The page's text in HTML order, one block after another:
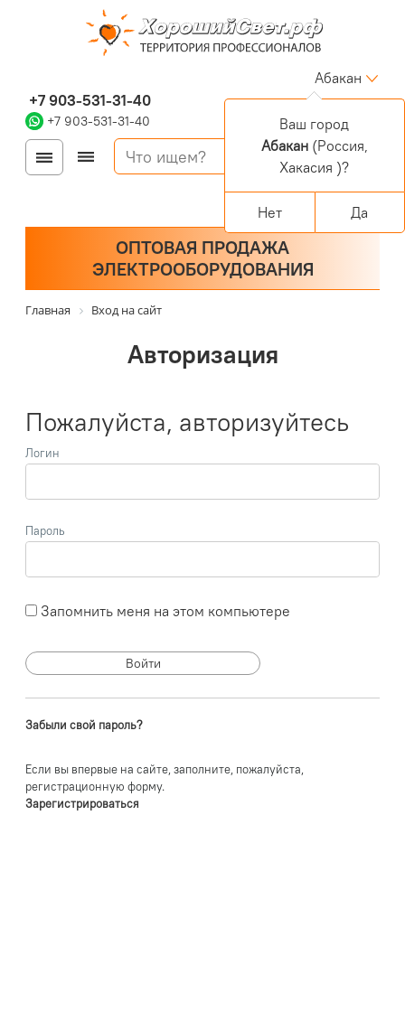
+7 903-531-31-40
+7 903-531-31-40
Абакан
Войти
Регистрация
Корзина
0 позиций
ОПТОВАЯ ПРОДАЖА
ЭЛЕКТРООБОРУДОВАНИЯ
Главная Вход на сайт
Авторизация
Пожалуйста, авторизуйтесь
Логин
Пароль
Запомнить меня на этом компьютере
Забыли свой пароль?
Если вы впервые на сайте, заполните, пожалуйста,
регистрационную форму.
Зарегистрироваться
Ваш город
Абакан(Россия,
Хакасия )?
Нет Да